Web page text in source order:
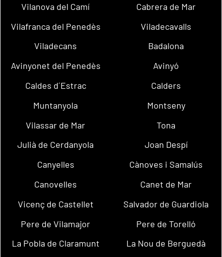
Vilanova del Camí
Cabrera de Mar
Vilafranca del Penedès
Viladecavalls
Viladecans
Badalona
Avinyonet del Penedès
Avinyó
Caldes d´Estrac
Calders
Muntanyola
Montseny
Vilassar de Mar
Tona
Julià de Cerdanyola
Joan Despí
Canyelles
Cànoves i Samalús
Canovelles
Canet de Mar
Vicenç de Castellet
Salvador de Guardiola
Pere de Vilamajor
Pere de Torelló
La Pobla de Claramunt
La Nou de Berguedà